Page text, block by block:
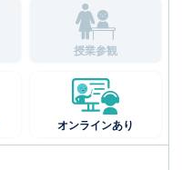
授業参観
オンラインあり